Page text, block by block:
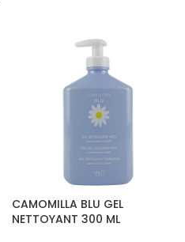
CAMOMILLA BLU GEL
NETTOYANT 300 ML